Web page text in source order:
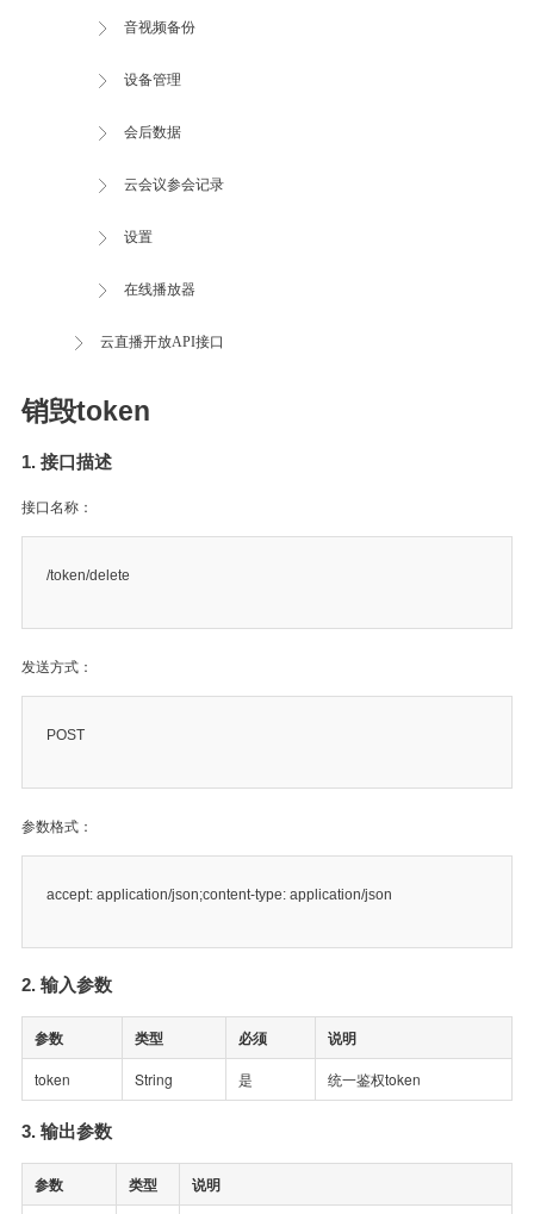
音视频备份
设备管理
会后数据
云会议参会记录
设置
在线播放器
云直播开放API接口
销毁token
1. 接口描述
接口名称：
/token/delete
发送方式：
POST
参数格式：
accept: application/json;content-type: application/json
2. 输入参数
参数 类型 必须 说明
token String 是 统一鉴权token
3. 输出参数
参数 类型 说明